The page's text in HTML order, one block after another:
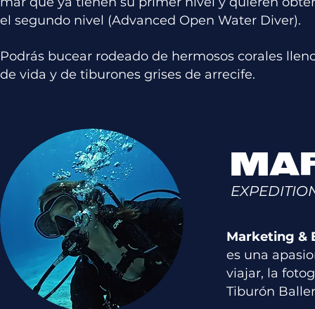
el segundo nivel (Advanced Open Water Diver).
Podrás bucear rodeado de hermosos corales
de vida y de tiburones grises de arrecife.
Marketing &
es una
viajar, la
Tiburón